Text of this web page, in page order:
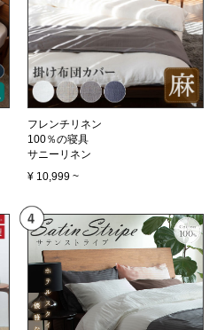
フレンチリネン
100％の寝具
サニーリネン
¥ 10,999 ~